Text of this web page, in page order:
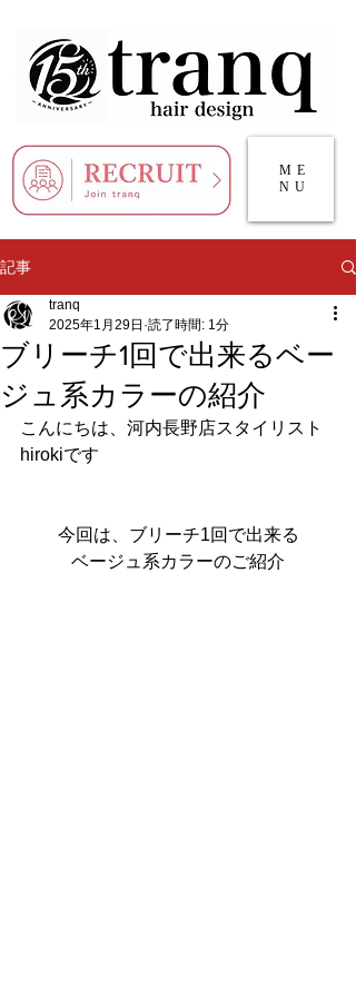
ME
NU
記事
ブリーチ1回で出来るベー
ジュ系カラーの紹介
tranq
2025年1月29日 読了時間: 1分
こんにちは、河内長野店スタイリスト
hirokiです
今回は、ブリーチ1回で出来る
ベージュ系カラーのご紹介